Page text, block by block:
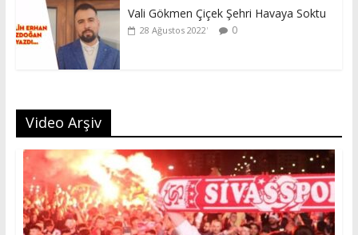
Vali Gökmen Çiçek Şehri Havaya Soktu
28 Ağustos 2022 0
Video Arşiv